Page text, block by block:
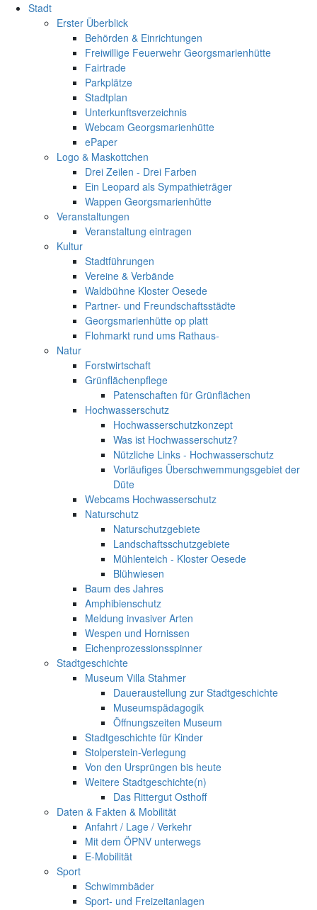
Stadt
Erster Überblick
Behörden & Einrichtungen
Freiwillige Feuerwehr Georgsmarienhütte
Fairtrade
Parkplätze
Stadtplan
Unterkunftsverzeichnis
Webcam Georgsmarienhütte
ePaper
Logo & Maskottchen
Drei Zeilen - Drei Farben
Ein Leopard als Sympathieträger
Wappen Georgsmarienhütte
Veranstaltungen
Veranstaltung eintragen
Kultur
Stadtführungen
Vereine & Verbände
Waldbühne Kloster Oesede
Partner- und Freundschaftsstädte
Georgsmarienhütte op platt
Flohmarkt rund ums Rathaus-
Natur
Forstwirtschaft
Grünflächenpflege
Patenschaften für Grünflächen
Hochwasserschutz
Hochwasserschutzkonzept
Was ist Hochwasserschutz?
Nützliche Links - Hochwasserschutz
Vorläufiges Überschwemmungsgebiet der
Düte
Webcams Hochwasserschutz
Naturschutz
Naturschutzgebiete
Landschaftsschutzgebiete
Mühlenteich - Kloster Oesede
Blühwiesen
Baum des Jahres
Amphibienschutz
Meldung invasiver Arten
Wespen und Hornissen
Eichenprozessionsspinner
Stadtgeschichte
Museum Villa Stahmer
Daueraustellung zur Stadtgeschichte
Museumspädagogik
Öffnungszeiten Museum
Stadtgeschichte für Kinder
Stolperstein-Verlegung
Von den Ursprüngen bis heute
Weitere Stadtgeschichte(n)
Das Rittergut Osthoff
Daten & Fakten & Mobilität
Anfahrt / Lage / Verkehr
Mit dem ÖPNV unterwegs
E-Mobilität
Sport
Schwimmbäder
Sport- und Freizeitanlagen